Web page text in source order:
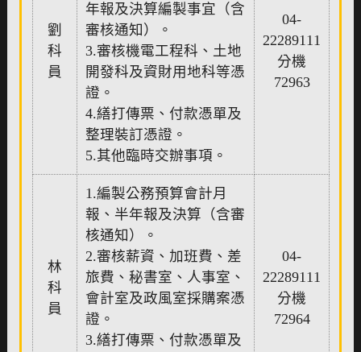
劉
科
員
年報及決算編製事宜（含
審核通知）。
3.審核機電工程科、土地
開發科及資財用地科等憑
證。
4.繕打傳票、付款憑單及
整理裝訂憑證。
5.其他臨時交辦事項。
04-
22289111
分機
72963
林
科
員
1.編製公務預算會計月
報、半年報及決算（含審
核通知）。
2.審核薪資、加班費、差
旅費、秘書室、人事室、
會計室及政風室採購案憑
證。
3.繕打傳票、付款憑單及
04-
22289111
分機
72964